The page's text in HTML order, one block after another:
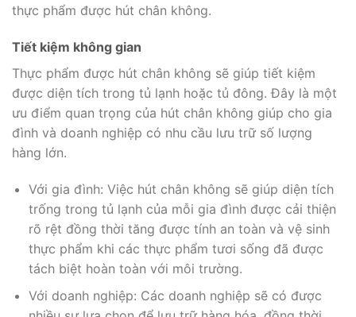
thực phẩm được hút chân không.
Tiết kiệm không gian
Thực phẩm được hút chân không sẽ giúp tiết kiệm
được diện tích trong tủ lạnh hoặc tủ đông. Đây là một
ưu điểm quan trọng của hút chân không giúp cho gia
đình và doanh nghiệp có nhu cầu lưu trữ số lượng
hàng lớn.
Với gia đình: Việc hút chân không sẽ giúp diện tích
trống trong tủ lạnh của mỗi gia đình được cải thiện
rõ rệt đồng thời tăng được tính an toàn và vệ sinh
thực phẩm khi các thực phẩm tươi sống đã được
tách biệt hoàn toàn với môi trường.
Với doanh nghiệp: Các doanh nghiệp sẽ có được